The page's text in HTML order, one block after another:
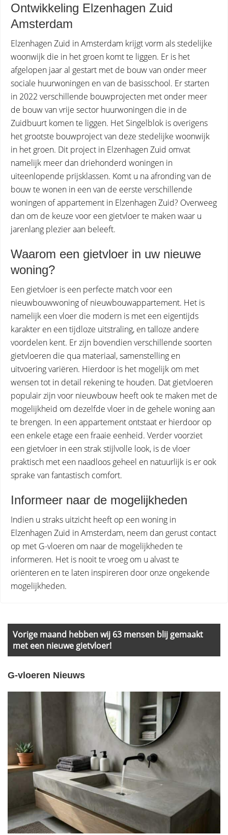
Ontwikkeling Elzenhagen Zuid
Amsterdam
Elzenhagen Zuid in Amsterdam krijgt vorm als stedelijke
woonwijk die in het groen komt te liggen. Er is het
afgelopen jaar al gestart met de bouw van onder meer
sociale huurwoningen en van de basisschool. Er starten
in 2022 verschillende bouwprojecten met onder meer
de bouw van vrije sector huurwoningen die in de
Zuidbuurt komen te liggen. Het Singelblok is overigens
het grootste bouwproject van deze stedelijke woonwijk
in het groen. Dit project in Elzenhagen Zuid omvat
namelijk meer dan driehonderd woningen in
uiteenlopende prijsklassen. Komt u na afronding van de
bouw te wonen in een van de eerste verschillende
woningen of appartement in Elzenhagen Zuid? Overweeg
dan om de keuze voor een gietvloer te maken waar u
jarenlang plezier aan beleeft.
Waarom een gietvloer in uw nieuwe
woning?
Een gietvloer is een perfecte match voor een
nieuwbouwwoning of nieuwbouwappartement. Het is
namelijk een vloer die modern is met een eigentijds
karakter en een tijdloze uitstraling, en talloze andere
voordelen kent. Er zijn bovendien verschillende soorten
gietvloeren die qua materiaal, samenstelling en
uitvoering variëren. Hierdoor is het mogelijk om met
wensen tot in detail rekening te houden. Dat gietvloeren
populair zijn voor nieuwbouw heeft ook te maken met de
mogelijkheid om dezelfde vloer in de gehele woning aan
te brengen. In een appartement ontstaat er hierdoor op
een enkele etage een fraaie eenheid. Verder voorziet
een gietvloer in een strak stijlvolle look, is de vloer
praktisch met een naadloos geheel en natuurlijk is er ook
sprake van fantastisch comfort.
Informeer naar de mogelijkheden
Indien u straks uitzicht heeft op een woning in
Elzenhagen Zuid in Amsterdam, neem dan gerust contact
op met G-vloeren om naar de mogelijkheden te
informeren. Het is nooit te vroeg om u alvast te
oriënteren en te laten inspireren door onze ongekende
mogelijkheden.
Vorige maand hebben wij 63 mensen blij gemaakt
met een nieuwe gietvloer!
G-vloeren Nieuws